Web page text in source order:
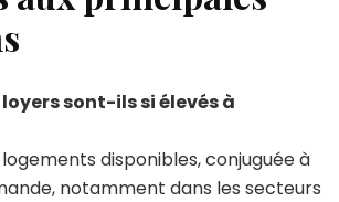
sont-ils si élevés à
disponibles, conjuguée à
notamment dans les secteurs